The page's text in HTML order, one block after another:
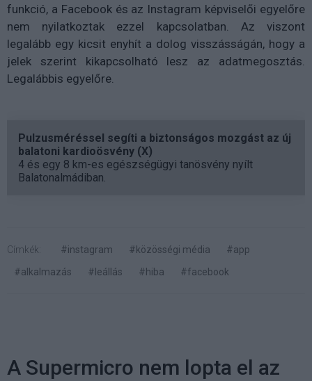
funkció, a Facebook és az Instagram képviselői egyelőre
nem nyilatkoztak ezzel kapcsolatban. Az viszont
legalább egy kicsit enyhít a dolog visszásságán, hogy a
jelek szerint kikapcsolható lesz az adatmegosztás.
Legalábbis egyelőre.
Pulzusméréssel segíti a biztonságos mozgást az új
balatoni kardioösvény (X)
4 és egy 8 km-es egészségügyi tanösvény nyílt
Balatonalmádiban.
Címkék: #instagram #közösségi média
#app
#alkalmazás
#leállás #hiba #facebook
A Supermicro nem lopta el az